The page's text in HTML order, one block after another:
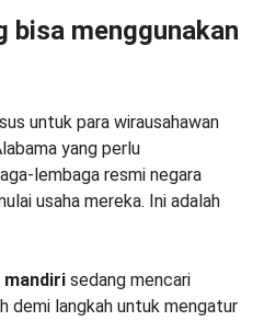
bisa menggunakan
untuk para wirausahawan
yang perlu
lembaga resmi negara
usaha mereka. Ini adalah
mandiri sedang mencari
demi langkah untuk mengatur